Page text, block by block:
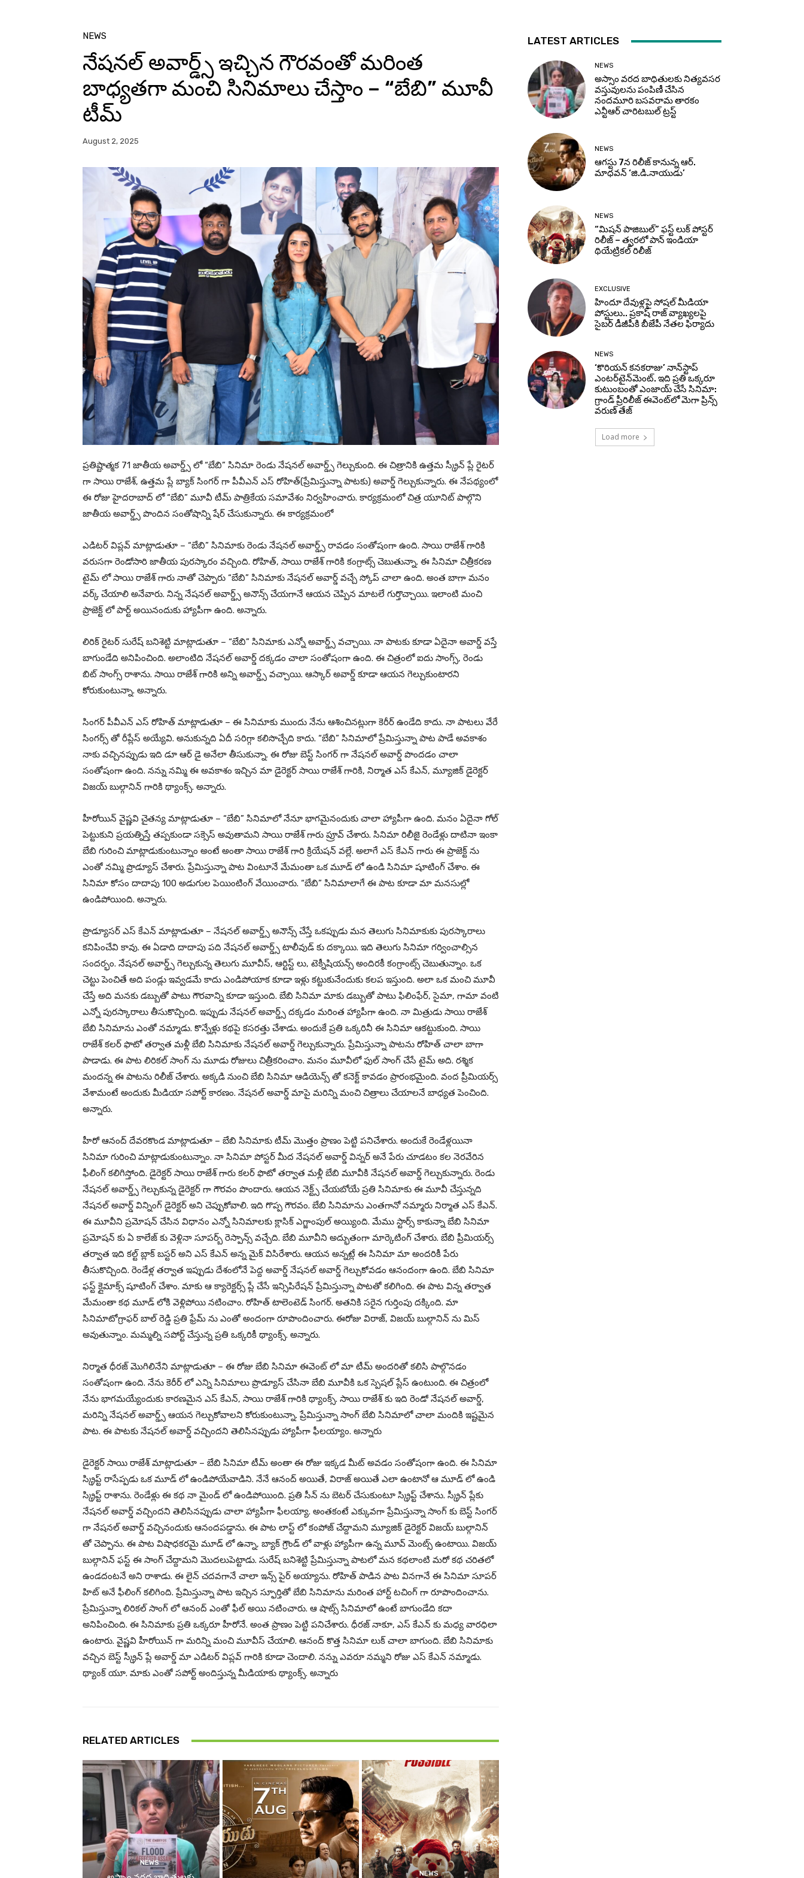
NEWS
నేషనల్ అవార్డ్స్ ఇచ్చిన గౌరవంతో మరింత
బాధ్యతగా మంచి సినిమాలు చేస్తాం – “బేబి” మూవీ
టీమ్
August 2, 2025
ప్రతిష్టాత్మక 71 జాతీయ అవార్డ్స్ లో “బేబి” సినిమా రెండు నేషనల్ అవార్డ్స్ గెల్చుకుంది. ఈ చిత్రానికి ఉత్తమ స్క్రీన్ ప్లే రైటర్
గా సాయి రాజేశ్, ఉత్తమ ప్లే బ్యాక్ సింగర్ గా పీవీఎన్ ఎస్ రోహిత్(ప్రేమిస్తున్నా పాటకు) అవార్డ్ గెల్చుకున్నారు. ఈ నేపథ్యంలో
ఈ రోజు హైదరాబాద్ లో “బేబి” మూవీ టీమ్ పాత్రికేయ సమావేశం నిర్వహించారు. కార్యక్రమంలో చిత్ర యూనిట్ పాల్గొని
జాతీయ అవార్డ్స్ పొందిన సంతోషాన్ని షేర్ చేసుకున్నారు. ఈ కార్యక్రమంలో
ఎడిటర్ విప్లవ్ మాట్లాడుతూ – “బేబి” సినిమాకు రెండు నేషనల్ అవార్డ్స్ రావడం సంతోషంగా ఉంది. సాయి రాజేశ్ గారికి
వరుసగా రెండోసారి జాతీయ పురస్కారం వచ్చింది. రోహిత్, సాయి రాజేశ్ గారికి కంగ్రాట్స్ చెబుతున్నా. ఈ సినిమా చిత్రీకరణ
టైమ్ లో సాయి రాజేశ్ గారు నాతో చెప్పారు “బేబి” సినిమాకు నేషనల్ అవార్డ్ వచ్చే స్కోప్ చాలా ఉంది. అంత బాగా మనం
వర్క్ చేయాలి అనేవారు. నిన్న నేషనల్ అవార్డ్స్ అనౌన్స్ చేయగానే ఆయన చెప్పిన మాటలే గుర్తొచ్చాయి. ఇలాంటి మంచి
ప్రాజెక్ట్ లో పార్ట్ అయినందుకు హ్యాపీగా ఉంది. అన్నారు.
లిరిక్ రైటర్ సురేష్ బనిశెట్టి మాట్లాడుతూ – “బేబి” సినిమాకు ఎన్నో అవార్డ్స్ వచ్చాయి. నా పాటకు కూడా ఏదైనా అవార్డ్ వస్తే
బాగుండేది అనిపించింది. అలాంటిది నేషనల్ అవార్డ్ దక్కడం చాలా సంతోషంగా ఉంది. ఈ చిత్రంలో ఐదు సాంగ్స్, రెండు
బిట్ సాంగ్స్ రాశాను. సాయి రాజేశ్ గారికి అన్ని అవార్డ్స్ వచ్చాయి. ఆస్కార్ అవార్డ్ కూడా ఆయన గెల్చుకుంటారని
కోరుకుంటున్నా. అన్నారు.
సింగర్ పీవీఎన్ ఎస్ రోహిత్ మాట్లాడుతూ – ఈ సినిమాకు ముందు నేను ఆశించినట్లుగా కెరీర్ ఉండేది కాదు. నా పాటలు వేరే
సింగర్స్ తో రీప్లేస్ అయ్యేవి. అనుకున్నది ఏదీ సరిగ్గా కలిసొచ్చేది కాదు. “బేబి” సినిమాలో ప్రేమిస్తున్నా పాట పాడే అవకాశం
నాకు వచ్చినప్పుడు ఇది డూ ఆర్ డై అనేలా తీసుకున్నా. ఈ రోజు బెస్ట్ సింగర్ గా నేషనల్ అవార్డ్ పొందడం చాలా
సంతోషంగా ఉంది. నన్ను నమ్మి ఈ అవకాశం ఇచ్చిన మా డైరెక్టర్ సాయి రాజేశ్ గారికి, నిర్మాత ఎస్ కేఎన్, మ్యూజిక్ డైరెక్టర్
విజయ్ బుల్గానిన్ గారికి థ్యాంక్స్. అన్నారు.
హీరోయిన్ వైష్ణవి చైతన్య మాట్లాడుతూ – “బేబి” సినిమాలో నేనూ భాగమైనందుకు చాలా హ్యాపీగా ఉంది. మనం ఏదైనా గోల్
పెట్టుకుని ప్రయత్నిస్తే తప్పకుండా సక్సెస్ అవుతామని సాయి రాజేశ్ గారు ప్రూవ్ చేశారు. సినిమా రిలీజై రెండేళ్లు దాటినా ఇంకా
బేబి గురించి మాట్లాడుకుంటున్నాం అంటే అంతా సాయి రాజేశ్ గారి క్రియేషన్ వల్లే. అలాగే ఎస్ కేఎన్ గారు ఈ ప్రాజెక్ట్ ను
ఎంతో నమ్మి ప్రొడ్యూస్ చేశారు. ప్రేమిస్తున్నా పాట వింటూనే మేమంతా ఒక మూడ్ లో ఉండి సినిమా షూటింగ్ చేశాం. ఈ
సినిమా కోసం దాదాపు 100 అడుగుల పెయింటింగ్ వేయించారు. “బేబి” సినిమాలాగే ఈ పాట కూడా మా మనసుల్లో
ఉండిపోయింది. అన్నారు.
ప్రొడ్యూసర్ ఎస్ కేఎన్ మాట్లాడుతూ – నేషనల్ అవార్డ్స్ అనౌన్స్ చేస్తే ఒకప్పుడు మన తెలుగు సినిమాకుకు పురస్కారాలు
కనిపించేవి కావు. ఈ ఏడాది దాదాపు పది నేషనల్ అవార్డ్స్ టాలీవుడ్ కు దక్కాయి. ఇది తెలుగు సినిమా గర్వించాల్సిన
సందర్భం. నేషనల్ అవార్డ్స్ గెల్చుకున్న తెలుగు మూవీస్, ఆర్టిస్ట్ లు, టెక్నీషియన్స్ అందిరకీ కంగ్రాంట్స్ చెబుతున్నాం. ఒక
చెట్టు పెంచితే అది పండ్లు ఇవ్వడమే కాదు ఎండిపోయాక కూడా ఇళ్లు కట్టుకునేందుకు కలప ఇస్తుంది. అలా ఒక మంచి మూవీ
చేస్తే అది మనకు డబ్బుతో పాటు గౌరవాన్ని కూడా ఇస్తుంది. బేబి సినిమా మాకు డబ్బుతో పాటు ఫిలింఫేర్, సైమా, గామా వంటి
ఎన్నో పురస్కారాలు తీసుకొచ్చింది. ఇప్పుడు నేషనల్ అవార్డ్స్ దక్కడం మరింత హ్యాపీగా ఉంది. నా మిత్రుడు సాయి రాజేశ్
బేబి సినిమాను ఎంతో నమ్మాడు. కొన్నేళ్లు కథపై కసరత్తు చేశాడు. అందుకే ప్రతి ఒక్కరినీ ఈ సినిమా ఆకట్టుకుంది. సాయి
రాజేశ్ కలర్ ఫొటో తర్వాత మళ్లీ బేబి సినిమాకు నేషనల్ అవార్డ్ గెల్చుకున్నారు. ప్రేమిస్తున్నా పాటను రోహిత్ చాలా బాగా
పాడాడు. ఈ పాట లిరికల్ సాంగ్ ను మూడు రోజులు చిత్రీకరించాం. మనం మూవీలో ఫుల్ సాంగ్ చేసే టైమ్ అది. రశ్మిక
మందన్న ఈ పాటను రిలీజ్ చేశారు. అక్కడి నుంచి బేబి సినిమా ఆడియెన్స్ తో కనెక్ట్ కావడం ప్రారంభమైంది. వంద ప్రీమియర్స్
వేశామంటే అందుకు మీడియా సపోర్ట్ కారణం. నేషనల్ అవార్డ్ మాపై మరిన్ని మంచి చిత్రాలు చేయాలనే బాధ్యత పెంచింది.
అన్నారు.
హీరో ఆనంద్ దేవరకొండ మాట్లాడుతూ – బేబి సినిమాకు టీమ్ మొత్తం ప్రాణం పెట్టి పనిచేశారు. అందుకే రెండేళ్లయినా
సినిమా గురించి మాట్లాడుకుంటున్నాం. నా సినిమా పోస్టర్ మీద నేషనల్ అవార్డ్ విన్నర్ అనే పేరు చూడటం కల నెరవేరిన
ఫీలింగ్ కలిగిస్తోంది. డైరెక్టర్ సాయి రాజేశ్ గారు కలర్ ఫొటో తర్వాత మళ్లీ బేబి మూవీకి నేషనల్ అవార్డ్ గెల్చుకున్నారు. రెండు
నేషనల్ అవార్డ్స్ గెల్చుకున్న డైరెక్టర్ గా గౌరవం పొందారు. ఆయన నెక్ట్స్ చేయబోయే ప్రతి సినిమాకు ఈ మూవీ చేస్తున్నది
నేషనల్ అవార్డ్ విన్నింగ్ డైరెక్టర్ అని చెప్పుకోవాలి. ఇది గొప్ప గౌరవం. బేబి సినిమాను ఎంతగానో నమ్మారు నిర్మాత ఎస్ కేఎన్.
ఈ మూవీని ప్రమోషన్ చేసిన విధానం ఎన్నో సినిమాలకు క్లాసిక్ ఎగ్జాంపుల్ అయ్యింది. మేము స్టార్స్ కాకున్నా బేబి సినిమా
ప్రమోషన్ కు ఏ కాలేజ్ కు వెళ్లినా సూపర్బ్ రెస్పాన్స్ వచ్చేది. బేబి మూవీని అద్భుతంగా మార్కెటింగ్ చేశారు. బేబి ప్రీమియర్స్
తర్వాత ఇది కల్ట్ బ్లాక్ బస్టర్ అని ఎస్ కేఎన్ అన్న మైక్ విసిరేశారు. ఆయన అన్నట్లే ఈ సినిమా మా అందరికీ పేరు
తీసుకొచ్చింది. రెండేళ్ల తర్వాత ఇప్పుడు దేశంలోనే పెద్ద అవార్డ్ నేషనల్ అవార్డ్ గెల్చుకోవడం ఆనందంగా ఉంది. బేబి సినిమా
ఫస్ట్ క్లైమాక్స్ షూటింగ్ చేశాం. మాకు ఆ క్యారెక్టర్స్ ప్లే చేసే ఇన్సిపిరేషన్ ప్రేమిస్తున్నా పాటతో కలిగింది. ఈ పాట విన్న తర్వాత
మేమంతా కథ మూడ్ లోకి వెళ్లిపోయి నటించాం. రోహిత్ టాలెంటెడ్ సింగర్. అతనికి సరైన గుర్తింపు దక్కింది. మా
సినిమాటోగ్రాఫర్ బాల్ రెడ్డి ప్రతి ఫ్రేమ్ ను ఎంతో అందంగా రూపొందించారు. ఈరోజు విరాజ్, విజయ్ బుల్గానిన్ ను మిస్
అవుతున్నాం. మమ్మల్ని సపోర్ట్ చేస్తున్న ప్రతి ఒక్కరికీ థ్యాంక్స్. అన్నారు.
నిర్మాత ధీరజ్ మొగిలినేని మాట్లాడుతూ – ఈ రోజు బేబి సినిమా ఈవెంట్ లో మా టీమ్ అందరితో కలిసి పాల్గొనడం
సంతోషంగా ఉంది. నేను కెరీర్ లో ఎన్ని సినిమాలు ప్రొడ్యూస్ చేసినా బేబి మూవీకి ఒక స్పెషల్ ప్లేస్ ఉంటుంది. ఈ చిత్రంలో
నేను భాగమయ్యేందుకు కారణమైన ఎస్ కేఎన్, సాయి రాజేశ్ గారికి థ్యాంక్స్. సాయి రాజేశ్ కు ఇది రెండో నేషనల్ అవార్డ్,
మరిన్ని నేషనల్ అవార్డ్స్ ఆయన గెల్చుకోవాలని కోరుకుంటున్నా. ప్రేమిస్తున్నా సాంగ్ బేబి సినిమాలో చాలా మందికి ఇష్టమైన
పాట. ఈ పాటకు నేషనల్ అవార్డ్ వచ్చిందని తెలిసినప్పుడు హ్యాపీగా ఫీలయ్యాం. అన్నారు
డైరెక్టర్ సాయి రాజేశ్ మాట్లాడుతూ – బేబి సినిమా టీమ్ అంతా ఈ రోజు ఇక్కడ మీట్ అవడం సంతోషంగా ఉంది. ఈ సినిమా
స్క్రిప్ట్ రాసేప్పడు ఒక మూడ్ లో ఉండిపోయేవాడిని. నేనే ఆనంద్ అయితే, విరాజ్ అయితే ఎలా ఉంటానో ఆ మూడ్ లో ఉండి
స్క్రిప్ట్ రాశాను. రెండేళ్లు ఈ కథ నా మైండ్ లో ఉండిపోయింది. ప్రతి సీన్ ను బెటర్ చేసుకుంటూ స్క్రిప్ట్ చేశాను. స్క్రీన్ ప్లేకు
నేషనల్ అవార్డ్ వచ్చిందని తెలిసినప్పుడు చాలా హ్యాపీగా ఫీలయ్యా. అంతకంటే ఎక్కువగా ప్రేమిస్తున్నా సాంగ్ కు బెస్ట్ సింగర్
గా నేషనల్ అవార్డ్ వచ్చినందుకు ఆనందపడ్డాను. ఈ పాట లాస్ట్ లో కంపోజ్ చేద్దామని మ్యూజిక్ డైరెక్టర్ విజయ్ బుల్గానిన్
తో చెప్పాను. ఈ పాట విషాధకరమై మూడ్ లో ఉన్నా, బ్యాక్ గ్రౌండ్ లో వాళ్లు హ్యాపీగా ఉన్న మూవ్ మెంట్స్ ఉంటాయి. విజయ్
బుల్గానిన్ ఫస్ట్ ఈ సాంగ్ చేద్దామని మొదలుపెట్టాడు. సురేష్ బనిశెట్టి ప్రేమిస్తున్నా పాటలో మన కథలాంటి మరో కథ చరితలో
ఉండదంటనే అని రాశాడు. ఈ లైన్ చదవగానే చాలా ఇన్స్ పైర్ అయ్యాను. రోహిత్ పాడిన పాట వినగానే ఈ సినిమా సూపర్
హిట్ అనే ఫీలింగ్ కలిగింది. ప్రేమిస్తున్నా పాట ఇచ్చిన స్ఫూర్తితో బేబి సినిమాను మరింత హార్ట్ టచింగ్ గా రూపొందించాను.
ప్రేమిస్తున్నా లిరికల్ సాంగ్ లో ఆనంద్ ఎంతో ఫీల్ అయి నటించారు. ఆ షాట్స్ సినిమాలో ఉంటే బాగుండేది కదా
అనిపించింది. ఈ సినిమాకు ప్రతి ఒక్కరూ హీరోనే. అంత ప్రాణం పెట్టి పనిచేశారు. ధీరజ్ నాకూ, ఎస్ కేఎన్ కు మధ్య వారధిలా
ఉంటారు. వైష్ణవి హీరోయిన్ గా మరిన్ని మంచి మూవీస్ చేయాలి. ఆనంద్ కొత్త సినిమా లుక్ చాలా బాగుంది. బేబి సినిమాకు
వచ్చిన బెస్ట్ స్క్రీన్ ప్లే అవార్డ్ మా ఎడిటర్ విప్లవ్ గారికి కూడా చెందాలి. నన్ను ఎవరూ నమ్మని రోజు ఎస్ కేఎన్ నమ్మాడు.
థ్యాంక్ యూ. మాకు ఎంతో సపోర్ట్ అందిస్తున్న మీడియాకు థ్యాంక్స్. అన్నారు
RELATED ARTICLES
NEWS
NEWS
LATEST ARTICLES
NEWS
అస్సాం వరద బాధితులకు నిత్యవసర
వస్తువులను పంపిణీ చేసిన
నందమూరి బసవరామ తారకం
ఎన్టీఆర్ చారిటబుల్ ట్రస్ట్
NEWS
ఆగస్టు 7న రిలీజ్ కానున్న ఆర్‌.
మాధవన్‌ ‘జి.డి.నాయుడు’
NEWS
“మిషన్ పాజిబుల్” ఫస్ట్ లుక్ పోస్టర్
రిలీజ్ – త్వరలో పాన్ ఇండియా
థియేట్రికల్ రిలీజ్
EXCLUSIVE
హిందూ దేవుళ్లపై సోషల్ మీడియా
పోస్టులు.. ప్రకాష్ రాజ్ వ్యాఖ్యలపై
సైబర్ డీజీపీకి బీజేపీ నేతల ఫిర్యాదు
NEWS
‘కొరియన్ కనకరాజు’ నాన్‌స్టాప్
ఎంటర్‌టైన్‌మెంట్. ఇది ప్రతి ఒక్కరూ
కుటుంబంతో ఎంజాయ్ చేసే సినిమా:
గ్రాండ్ ప్రీరిలీజ్ ఈవెంట్‌లో మెగా ప్రిన్స్
వరుణ్ తేజ్
Load more